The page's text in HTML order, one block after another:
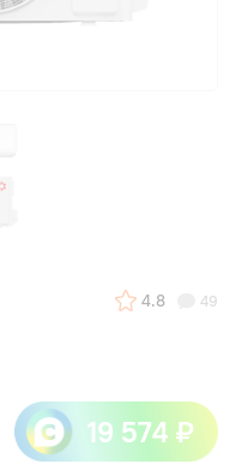
4.8 49
19 574 ₽